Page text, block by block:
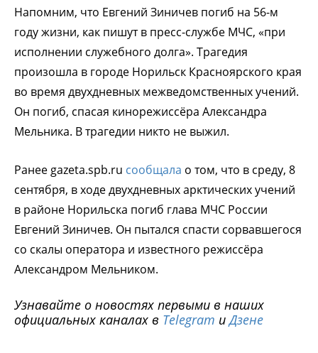
Напомним, что Евгений Зиничев погиб на 56-м
году жизни, как пишут в пресс-службе МЧС, «при
исполнении служебного долга». Трагедия
произошла в городе Норильск Красноярского края
во время двухдневных межведомственных учений.
Он погиб, спасая кинорежиссёра Александра
Мельника. В трагедии никто не выжил.
Ранее gazeta.spb.ru сообщала о том, что в среду, 8
сентября, в ходе двухдневных арктических учений
в районе Норильска погиб глава МЧС России
Евгений Зиничев. Он пытался спасти сорвавшегося
со скалы оператора и известного режиссёра
Александром Мельником.
Узнавайте о новостях первыми в наших
официальных каналах в Telegram иДзене